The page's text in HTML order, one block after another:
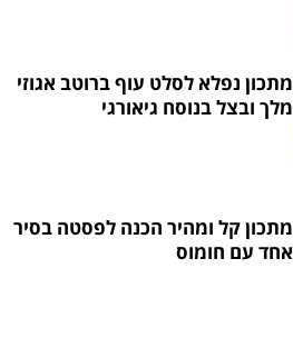
מתכון נפלא לסלט עוף ברוטב אגוזי
מלך ובצל בנוסח גיאורגי
מתכון קל ומהיר הכנה לפסטה בסיר
אחד עם חומוס